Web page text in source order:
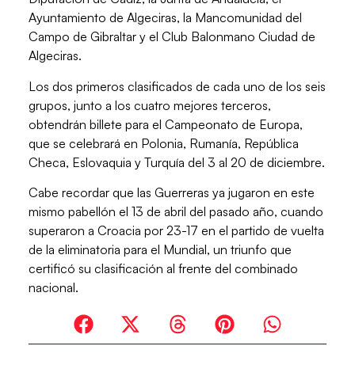
Ayuntamiento de Algeciras, la Mancomunidad del
Campo de Gibraltar y el Club Balonmano Ciudad de
Algeciras.
Los dos primeros clasificados de cada uno de los seis
grupos, junto a los cuatro mejores terceros,
obtendrán billete para el Campeonato de Europa,
que se celebrará en Polonia, Rumanía, República
Checa, Eslovaquia y Turquía del 3 al 20 de diciembre.
Cabe recordar que las Guerreras ya jugaron en este
mismo pabellón el 13 de abril del pasado año, cuando
superaron a Croacia por 23-17 en el partido de vuelta
de la eliminatoria para el Mundial, un triunfo que
certificó su clasificación al frente del combinado
nacional.